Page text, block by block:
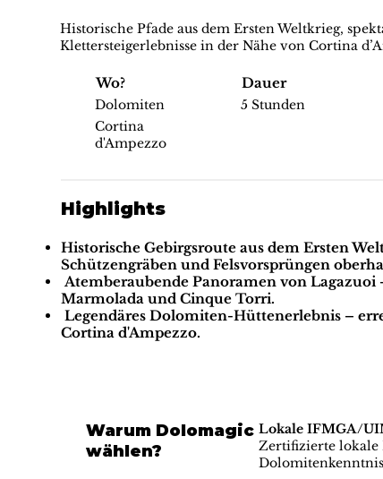
Historische Pfade aus dem Ersten Weltkrieg,
Klettersteigerlebnisse in der Nähe von Cortina
Wo?
Dolomiten
Cortina
d'Ampezzo
Dauer
5 Stunden
Highlights
Historische Gebirgsroute aus dem Ersten
Schützengräben und Felsvorsprüngen
Atemberaubende Panoramen von Lagazuoi
Marmolada und Cinque Torri.
Legendäres Dolomiten-Hüttenerlebnis–
Cortina d'Ampezzo.
Warum Dolomagic
wählen?
Lokale IFMGA/
Zertifizierte lokale